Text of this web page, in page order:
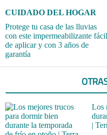
CUIDADO DEL HOGAR
Protege tu casa de las lluvias
con este impermeabilizante fácil
de aplicar y con 3 años de
garantía
Los
|